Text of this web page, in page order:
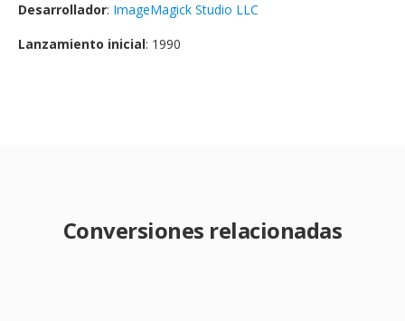
Desarrollador: ImageMagick Studio LLC
Lanzamiento inicial: 1990
Conversiones relacionadas